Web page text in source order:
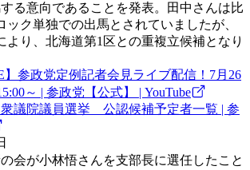
る意向であることを発表。田中さんは比
ック単独での出馬とされていましたが、
より、北海道第1区との重複立候補となり
】参政党定例記者会見ライブ配信！7月26
～ | 参政党【公式】 | YouTube
衆議院議員選挙 公認候補予定者一覧 | 参
会が小林悟さんを支部長に選任したこと